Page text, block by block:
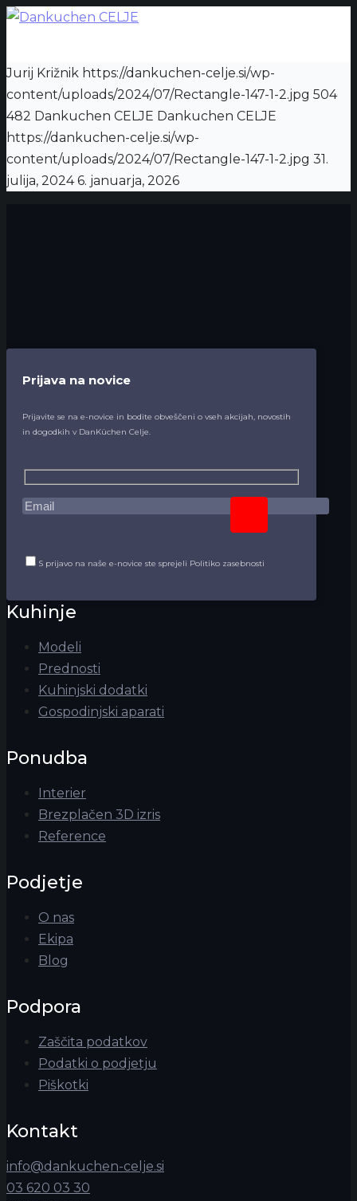
Jurij Križnik https://dankuchen-celje.si/wp-
content/uploads/2024/07/Rectangle-147-1-2.jpg 504
482 Dankuchen CELJE Dankuchen CELJE
https://dankuchen-celje.si/wp-
content/uploads/2024/07/Rectangle-147-1-2.jpg 31.
julija, 2024 6. januarja, 2026
Prijava na novice
Prijavite se na e-novice in bodite obveščeni o vseh akcijah, novostih
in dogodkih v DanKüchen Celje.
S prijavo na naše e-novice ste sprejeli Politiko zasebnosti
Kuhinje
Modeli
Prednosti
Kuhinjski dodatki
Gospodinjski aparati
Ponudba
Interier
Brezplačen 3D izris
Reference
Podjetje
O nas
Ekipa
Blog
Podpora
Zaščita podatkov
Podatki o podjetju
Piškotki
Kontakt
info@dankuchen-celje.si
03 620 03 30